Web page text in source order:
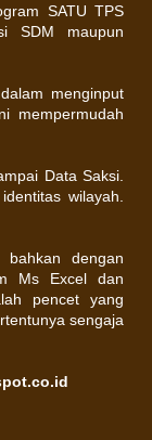
SATU TPS
SDM maupun
dalam menginput
mempermudah
Data Saksi.
wilayah.
, bahkan dengan
Ms Excel dan
pencet yang
sengaja